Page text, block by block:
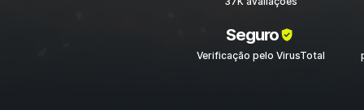
Seguro
Verificação pelo VirusTotal